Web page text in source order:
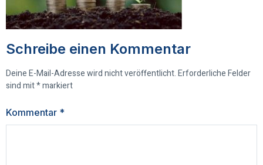
Schreibe einen Kommentar
Deine E-Mail-Adresse wird nicht veröffentlicht.Erforderliche Felder
sind mit*markiert
Kommentar *